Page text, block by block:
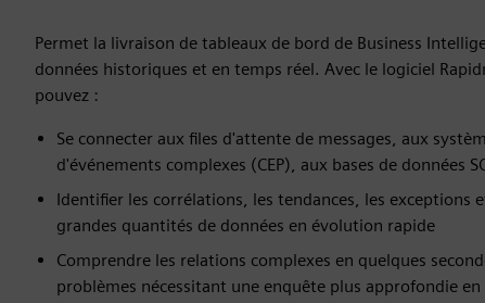
Permet la livraison de tableaux de bord de Business
données historiques et en temps réel. Avec le logiciel
pouvez :
Se connecter aux files d'attente de messages, aux
d'événements complexes (CEP), aux bases de données
Identifier les corrélations, les tendances, les exceptions
grandes quantités de données en évolution rapide
Comprendre les relations complexes en quelques
problèmes nécessitant une enquête plus approfondie en